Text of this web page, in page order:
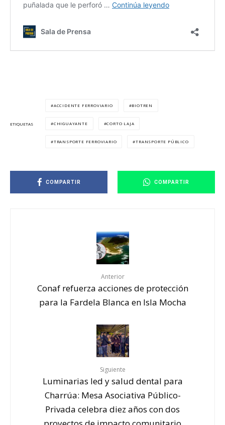
ETIQUETAS
ACCIDENTE FERROVIARIO BIOTREN
CHIGUAYANTE CORTO LAJA
TRANSPORTE FERROVIARIO TRANSPORTE PÚBLICO
COMPARTIR COMPARTIR
Anterior
Conaf refuerza acciones de protección
para la Fardela Blanca en Isla Mocha
Siguiente
Luminarias led y salud dental para
Charrúa: Mesa Asociativa Público-
Privada celebra diez años con dos